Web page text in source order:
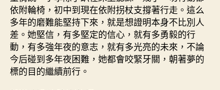
依附輪椅，初中到現在依附拐杖支撐著行走。這么
多年的磨難能堅持下來，就是想證明本身不比別人
差。她堅信，有多堅定的信心，就有多勇毅的行
動，有多強年夜的意志，就有多光亮的未來，不論
今后碰到多年夜困難，她都會咬緊牙關，朝著夢的
標的目的繼續前行。